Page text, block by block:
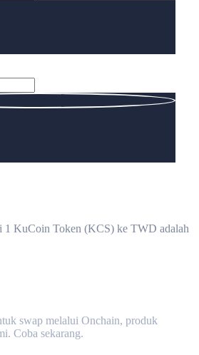
1 KuCoin Token (KCS) ke TWD adalah
swap melalui Onchain, produk
Coba sekarang.